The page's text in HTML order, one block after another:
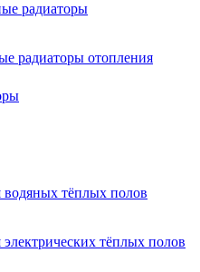
радиаторы
радиаторы отопления
водяных тёплых полов
тёплых полов